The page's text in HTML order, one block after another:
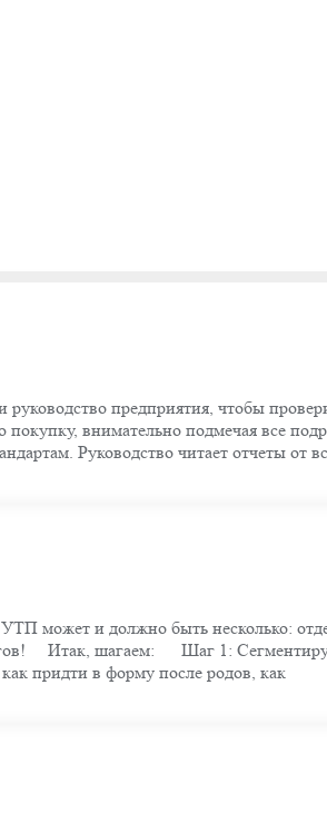
предприятия, чтобы
внимательно подмечая все
Руководство читает отчеты от
может и должно быть несколько:
⠀ Итак, шагаем: ⠀ Шаг 1:
придти в форму после родов, как